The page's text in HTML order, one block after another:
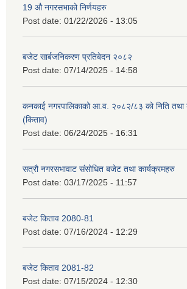
19 औ नगरसभाको निर्णयहरु
Post date: 01/22/2026 - 13:05
बजेट सार्बजनिकरण प्रतिबेदन २०८२
Post date: 07/14/2025 - 14:58
कनकाई नगरपालिकाको आ.व. २०८२/८३ को निति तथा
(किताव)
Post date: 06/24/2025 - 16:31
सत्रौ नगरसभावाट संसोधित बजेट तथा कार्यक्रमहरु
Post date: 03/17/2025 - 11:57
बजेट किताव 2080-81
Post date: 07/16/2024 - 12:29
बजेट किताव 2081-82
Post date: 07/15/2024 - 12:30